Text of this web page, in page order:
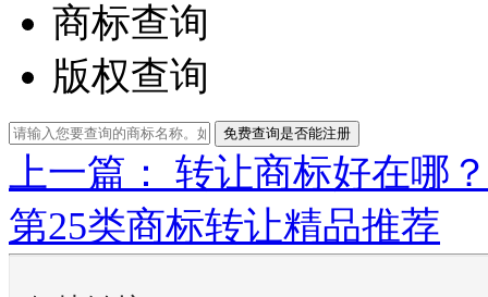
商标查询
版权查询
免费查询是否能注册
上一篇： 转让商标好在哪？
第25类商标转让精品推荐